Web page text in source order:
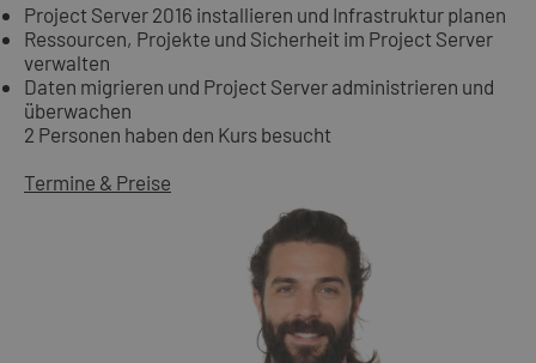
Project Server 2016 installieren und Infrastruktur planen
Ressourcen, Projekte und Sicherheit im Project Server
verwalten
Daten migrieren und Project Server administrieren und
überwachen
2 Personen haben den Kurs besucht
Termine & Preise